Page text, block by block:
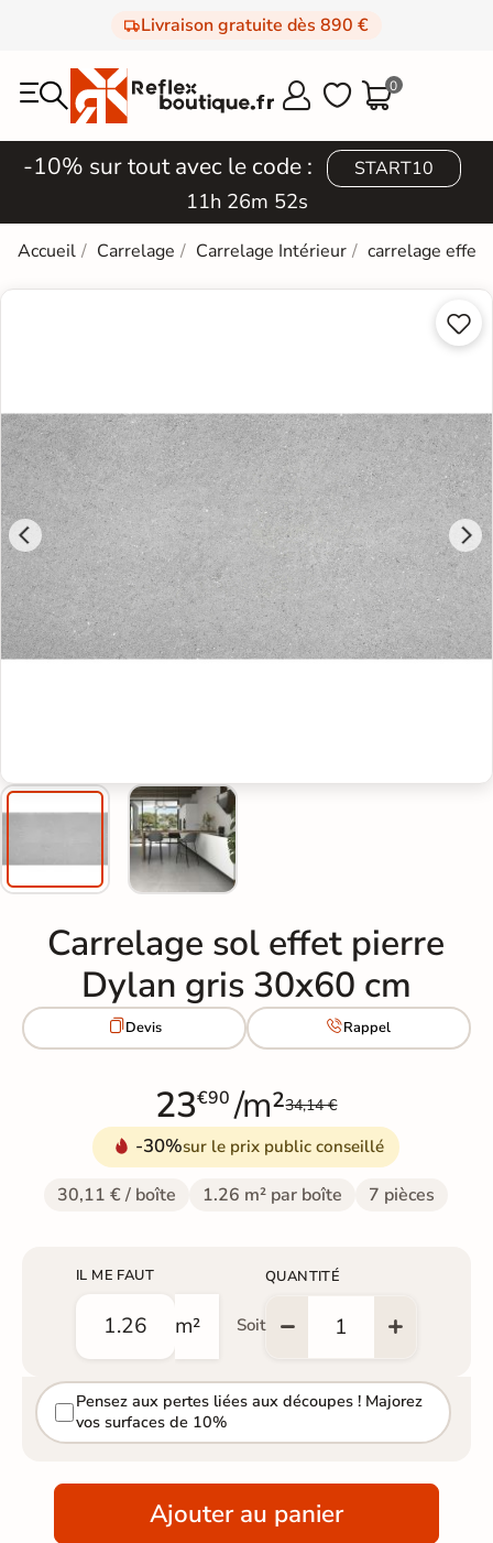
Livraison gratuite dès 890 €
  0
-10% sur tout avec le code : START10
11h 26m 51s
Accueil Carrelage Carrelage Intérieur carrelage effet


Carrelage sol effet pierre
Dylan gris 30x60 cm
Devis Rappel
23€90 /m²34,14 €
-30%sur le prix public conseillé
30,11 € / boîte 1.26 m² par boîte 7 pièces
IL ME FAUT
m² Soit
QUANTITÉ
Pensez aux pertes liées aux découpes ! Majorez
vos surfaces de 10%
Ajouter au panier